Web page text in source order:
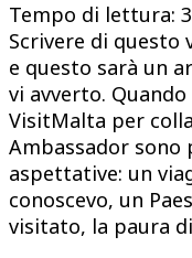
Tempo di lettura: 3
Scrivere di questo
e questo sarà un
vi avverto.
VisitMalta per
Ambassador
aspettative: un
conoscevo, un
visitato, la paura